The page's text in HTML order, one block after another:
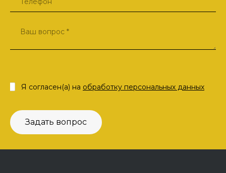
Задать вопрос
Я согласен(а) на обработку персональных данных